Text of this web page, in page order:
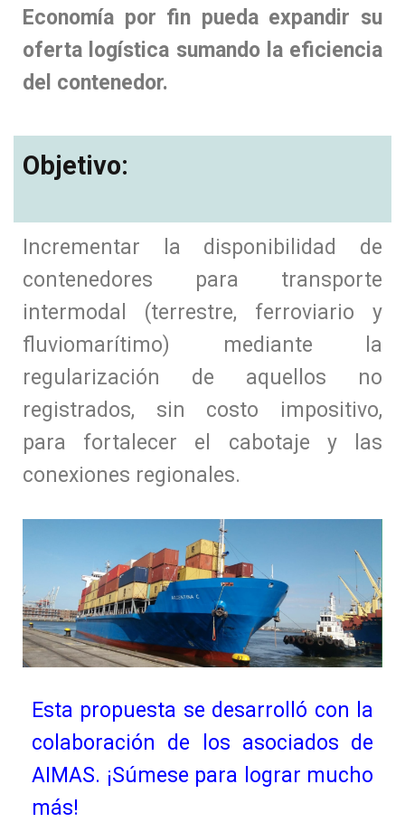
Economía por fin pueda expandir su
oferta logística sumando la eficiencia
del contenedor.
Objetivo:
Incrementar la disponibilidad de
contenedores para transporte
intermodal (terrestre, ferroviario y
fluviomarítimo) mediante la
regularización de aquellos no
registrados, sin costo impositivo,
para fortalecer el cabotaje y las
conexiones regionales.
Esta propuesta se desarrolló con la
colaboración de los asociados de
AIMAS. ¡Súmese para lograr mucho
más!